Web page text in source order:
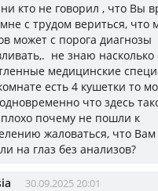
кто не говорил , что Вы
с трудом вериться, что
может с порога диагнозы
не знаю насколько
медицинские
есть 4 кушетки то
что здесь
плохо почему не пошли к
жаловаться, что Вам
на глаз без анализов?
30.09.2025 20:01